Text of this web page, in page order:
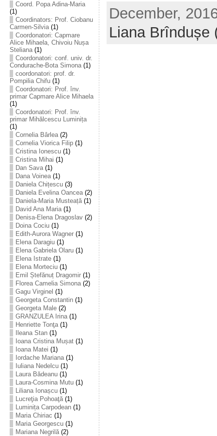
Coord. Popa Adina-Maria
(1)
Coordinators: Prof. Ciobanu
Carmen-Silvia(1)
Coordonatori: Capmare
Alice Mihaela, Chivoiu Nușa
Steliana(1)
Coordonatori: conf. univ. dr.
Condurache-Bota Simona(1)
coordonatori: prof. dr.
Pompilia Chifu(1)
Coordonatori: Prof. înv.
primar Capmare Alice Mihaela
(1)
Coordonatori: Prof. înv.
primar Mihălcescu Luminița
(1)
Cornelia Bârlea(2)
Cornelia Viorica Filip(1)
Cristina Ionescu(1)
Cristina Mihai (1)
Dan Sava(1)
Dana Voinea(1)
Daniela Chițescu(3)
Daniela Evelina Oancea(2)
Daniela-Maria Musteață(1)
David Ana Maria(1)
Denisa-Elena Dragoslav(2)
Doina Cociu(1)
Edith-Aurora Wagner(1)
Elena Daragiu(1)
Elena Gabriela Olaru(1)
Elena Istrate(1)
Elena Morteciu(1)
Emil Ștefănuț Dragomir(1)
Florea Camelia Simona(2)
Gagu Virginel (1)
Georgeta Constantin(1)
Georgeta Male(2)
GRANZULEA Irina(1)
Henriette Tonţa(1)
Ileana Stan(1)
Ioana Cristina Mușat(1)
Ioana Matei (1)
Iordache Mariana(1)
Iuliana Nedelcu(1)
Laura Bădeanu(1)
Laura-Cosmina Mutu(1)
Liliana Ionașcu(1)
Lucreţia Pohoaţă(1)
Luminița Carpodean(1)
Maria Chiriac (1)
Maria Georgescu(1)
Mariana Negrilă(2)
December,
Liana Brîndușe